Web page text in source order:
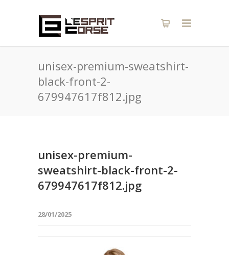
unisex-premium-sweatshirt-
black-front-2-
679947617f812.jpg
unisex-premium-
sweatshirt-black-front-2-
679947617f812.jpg
28/01/2025